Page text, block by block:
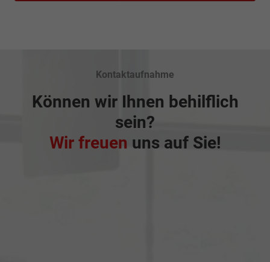
Kontaktaufnahme
Können wir Ihnen behilflich
sein?
Wir freuen uns auf Sie!